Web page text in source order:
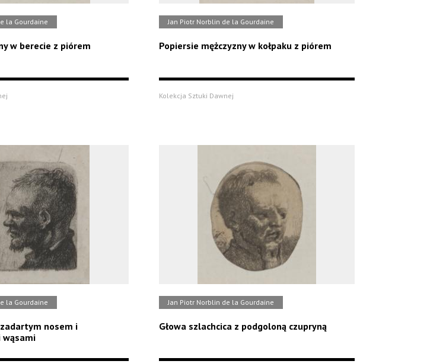
la Gourdaine
w berecie z piórem
Jan Piotr Norblin de la Gourdaine
Popiersie mężczyzny w kołpaku z piórem
Kolekcja Sztuki Dawnej
la Gourdaine
zadartym nosem i
wąsami
Jan Piotr Norblin de la Gourdaine
Głowa szlachcica z podgoloną czupryną